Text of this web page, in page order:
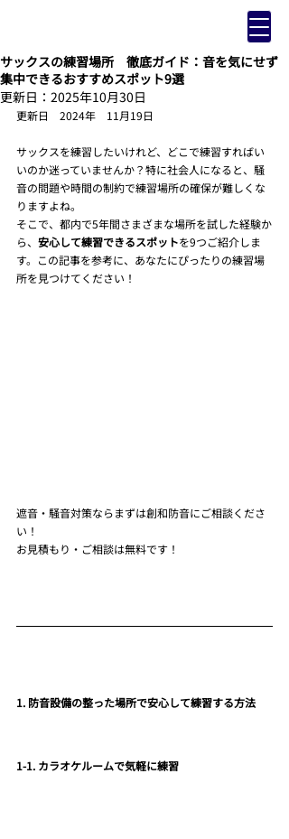
サックスの練習場所 徹底ガイド：音を気にせず
集中できるおすすめスポット9選
更新日： 2025年10月30日
更新日　2024年　11月19日
サックスを練習したいけれど、どこで練習すればい
いのか迷っていませんか？特に社会人になると、騒
音の問題や時間の制約で練習場所の確保が難しくな
りますよね。
そこで、都内で5年間さまざまな場所を試した経験か
ら、 安心して練習できるスポットを9つご紹介しま
す。この記事を参考に、あなたにぴったりの練習場
所を見つけてください！
遮音・騒音対策ならまずは創和防音にご相談くださ
い！
お見積もり・ご相談は無料です！
1. 防音設備の整った場所で安心して練習する方法
1-1. カラオケルームで気軽に練習